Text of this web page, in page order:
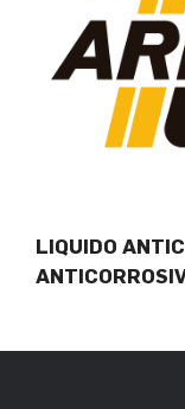
LIQUIDO